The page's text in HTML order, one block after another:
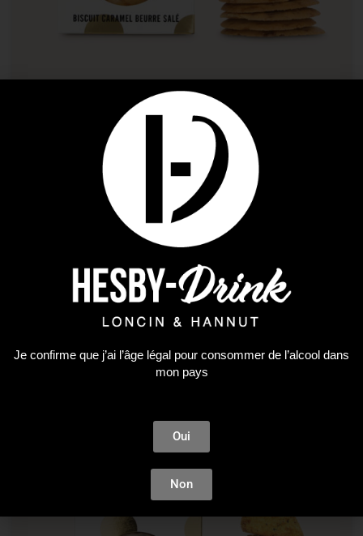
MAISON DANDOY BISCUIT CROQUANT
9,90€
AJOUTER AU PANIER
Je confirme que j’ai l’âge légal pour consommer de l’alcool dans
mon pays
Oui
Non